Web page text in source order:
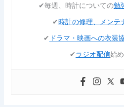
✔︎毎週、時計についての勉
✔︎時計の修理、メンテ
✔︎ ドラマ・映画への衣装
✔︎ラジオ配信始